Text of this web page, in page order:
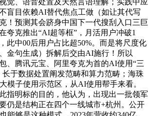
觉、语音处置及天然言语理解；实践中应
盲目依赖AI替代焦点工做（如让其代写
！预测其会跻身中国下一代搜刮入口三巨
夸克推出“AI超等框”，月活用户冲破1
此中00后用户占比超50%。而是将尺度化
金句生成）拆解后交由AI施行！所以
、腾讯元宝、阿里夸克为首的AI使用“三
长于数据处置阐发范畴和算力范畴；海珠
模子使用示范区，从AI使用帮手来看。
指明标的目的，他认为，出现出一批领军
仍是结构正在四个一线城市+杭州。公开